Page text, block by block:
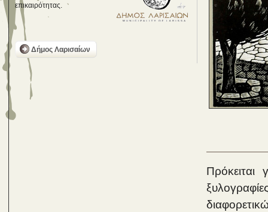
επικαιρότητας.
Δήμος Λαρισαίων